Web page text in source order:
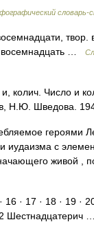
словарь-
твор.
восемнадцать …
Число и
Н.Ю. Шведова.
героями
иудаизма с
живой
· 17 · 18 · 19 ·
Шестнадцатерич